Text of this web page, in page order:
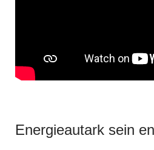
Energieautark sein